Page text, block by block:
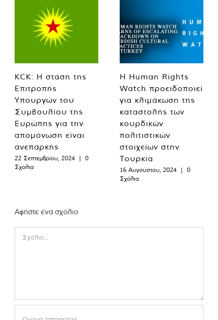
KCK: Η στάση της
Επιτροπής
Υπουργών του
Συμβουλίου της
Ευρώπης για την
απομόνωση είναι
ανεπαρκής
22 Σεπτεμβρίου, 2024 |
0
Σχόλια
Η Human Rights
Watch προειδοποιεί
για κλιμάκωση της
καταστολής των
κουρδικών
πολιτιστικών
στοιχείων στην
Τουρκία
16 Αυγούστου, 2024 |
0
Σχόλια
Αφήστε ένα σχόλιο